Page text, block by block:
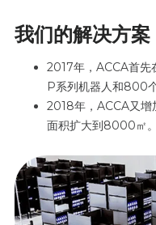
我们的解决方案
2017年，ACCA首
P系列机器人和800
2018年，ACCA又
面积扩大到8000㎡。